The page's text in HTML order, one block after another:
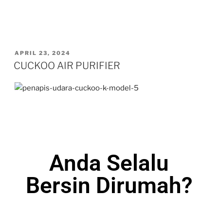
APRIL 23, 2024
CUCKOO AIR PURIFIER
Anda Selalu
Bersin Dirumah?